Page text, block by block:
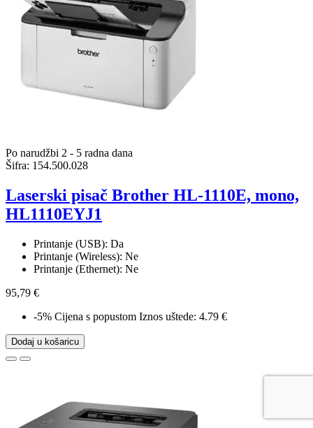
Po narudžbi 2 - 5 radna dana
Šifra: 154.500.028
Laserski pisač Brother HL-1110E, mono,
HL1110EYJ1
Printanje (USB): Da
Printanje (Wireless): Ne
Printanje (Ethernet): Ne
95,79 €
-5% Cijena s popustom Iznos uštede: 4.79 €
Dodaj u košaricu